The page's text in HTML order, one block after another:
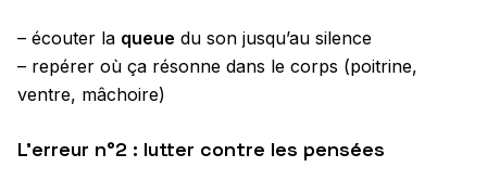
– écouter la queue du son jusqu’au silence
– repérer où ça résonne dans le corps (poitrine,
ventre, mâchoire)
L’erreur n°2 : lutter contre les pensées